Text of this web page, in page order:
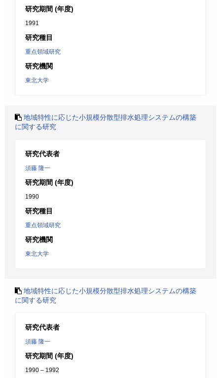
研究期間 (年度)
1991
研究種目
重点領域研究
研究機関
東北大学
地域特性に応じた小規模分散型排水処理システムの構築
に関する研究
研究代表者
須藤 隆一
研究期間 (年度)
1990
研究種目
重点領域研究
研究機関
東北大学
地域特性に応じた小規模分散型排水処理システムの構築
に関する研究
研究代表者
須藤 隆一
研究期間 (年度)
1990 – 1992